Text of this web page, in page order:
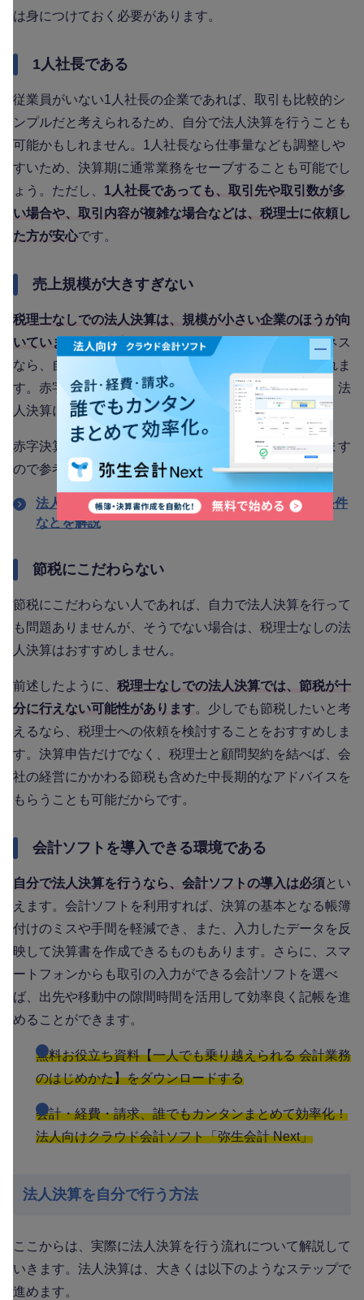
バナー
は身につけておく必要があります。
1人社長である
従業員がいない1人社長の企業であれば、取引も比較的シ
ンプルだと考えられるため、自分で法人決算を行うことも
可能かもしれません。1人社長なら仕事量なども調整しや
すいため、決算期に通常業務をセーブすることも可能でし
ょう。ただし、 1人社長であっても、取引先や取引数が多
い場合や、取引内容が複雑な場合などは、税理士に依頼し
た方が安心です。
売上規模が大きすぎない
税理士なしでの法人決算は、規模が小さい企業のほうが向
いています。売上高がそれほど多くないスモールビジネス
なら、自分で決算を行ってもリスクは少ないと考えられま
す。赤字で法人税の納税が必要なさそうな事業年度に、法
人決算に挑戦してみるのも1つの方法です。
赤字決算については、以下の記事で詳しく解説しています
ので参考にしてください。
法人が赤字の場合に納付が不要な税金は？種類や条件
などを解説
節税にこだわらない
節税にこだわらない人であれば、自力で法人決算を行って
も問題ありませんが、そうでない場合は、税理士なしの法
人決算はおすすめしません。
前述したように、 税理士なしでの法人決算では、節税が十
分に行えない可能性があります。少しでも節税したいと考
えるなら、税理士への依頼を検討することをおすすめしま
す。決算申告だけでなく、税理士と顧問契約を結べば、会
社の経営にかかわる節税も含めた中長期的なアドバイスを
もらうことも可能だからです。
会計ソフトを導入できる環境である
自分で法人決算を行うなら、会計ソフトの導入は必須とい
えます。会計ソフトを利用すれば、決算の基本となる帳簿
付けのミスや手間を軽減でき、また、入力したデータを反
映して決算書を作成できるものもあります。さらに、スマ
ートフォンからも取引の入力ができる会計ソフトを選べ
ば、出先や移動中の隙間時間を活用して効率良く記帳を進
めることができます。
無料お役立ち資料【一人でも乗り越えられる 会計業務
のはじめかた】をダウンロードする
会計・経費・請求、誰でもカンタンまとめて効率化！
法人向けクラウド会計ソフト「弥生会計 Next」
法人決算を自分で行う方法
ここからは、実際に法人決算を行う流れについて解説して
いきます。法人決算は、大きくは以下のようなステップで
進めます。